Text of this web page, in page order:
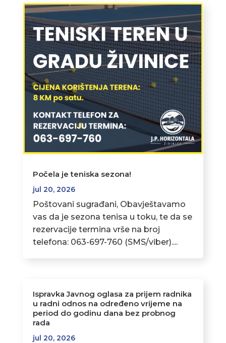
Počela je teniska sezona!
jul 20, 2026
Poštovani sugrađani, Obavještavamo
vas da je sezona tenisa u toku, te da se
rezervacije termina vrše na broj
telefona: 063-697-760 (SMS/viber)....
Ispravka Javnog oglasa za prijem radnika
u radni odnos na određeno vrijeme na
period do godinu dana bez probnog
rada
jul 20, 2026